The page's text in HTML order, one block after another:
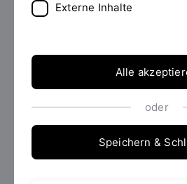
Berührungspunkte mit neuen
keinen IT-Hintergrund, möchten
wie KI, Softwareentwicklung,
funktionieren? In diesem Kurs
sogenannte "Future Skills" und
Verständnis für aktuelle
Blended Learning Format und
Externe Inhalte
Alle
oder
Speichern &